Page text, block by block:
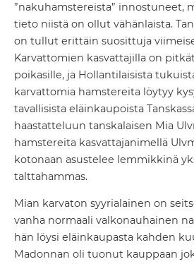
”nakuhamstereista” innostuneet,
tieto niistä on ollut vähänlaista.
on tullut erittäin suosittuja
Karvattomien kasvattajilla on
poikasille, ja Hollantilaisista
karvattomia hamstereita löytyy
tavallisista eläinkaupoista
haastatteluun tanskalaisen Mia
hamstereita kasvattajanimellä
kotonaan asustelee lemmikkinä
talttahammas.
Mian karvaton syyrialainen on
vanha normaali valkonauhainen
hän löysi eläinkaupasta kahden
Madonnan oli tuonut kauppaan